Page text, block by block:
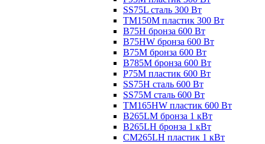
SS75L сталь 300 Вт
TM150M пластик 300 Вт
B75H бронза 600 Вт
B75HW бронза 600 Вт
B75M бронза 600 Вт
B785M бронза 600 Вт
P75M пластик 600 Вт
SS75H сталь 600 Вт
SS75M сталь 600 Вт
TM165HW пластик 600 Вт
B265LM бронза 1 кВт
B265LH бронза 1 кВт
CM265LH пластик 1 кВт